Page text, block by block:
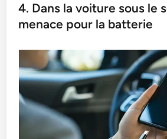
4. Dans la voiture sous le
menace pour la batterie